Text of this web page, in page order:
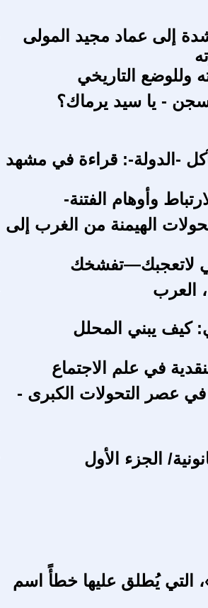
إلى عماد مجيد المولى
وللوضع التاريخي
- يا سيد يرماك؟
-الدولة-: قراءة في مشهد
وأوهام الفتنة-
الهيمنة من الغرب إلى
لاتعجبك—تفشخك
العرب
كيف يبني المحلل
في علم الاجتماع
في عصر التحولات الكبرى -
الجزء الأول
التي يُطلق عليها خطأً اسم